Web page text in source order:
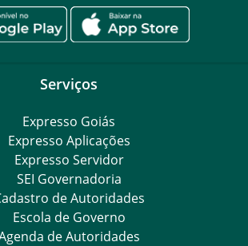
Serviços
Expresso Goiás
Expresso Aplicações
Expresso Servidor
SEI Governadoria
de Autoridades
Escola de Governo
de Autoridades